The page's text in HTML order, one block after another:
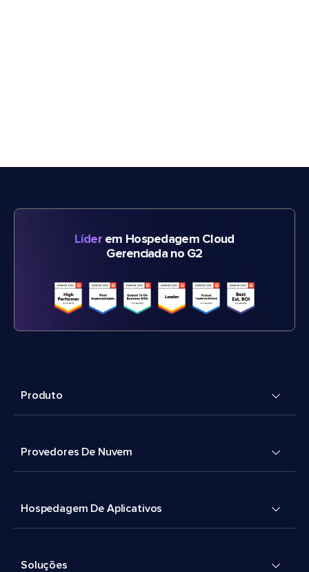
Líderem Hospedagem Cloud
Gerenciada no G2
Produto
Provedores De Nuvem
Hospedagem De Aplicativos
Soluções